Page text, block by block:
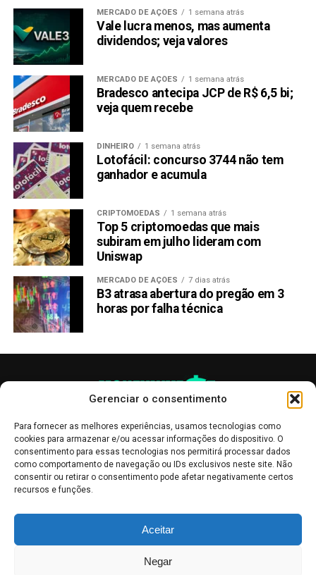
Gerenciar o consentimento
Para fornecer as melhores experiências, usamos tecnologias como
cookies para armazenar e/ou acessar informações do dispositivo. O
consentimento para essas tecnologias nos permitirá processar dados
como comportamento de navegação ou IDs exclusivos neste site. Não
consentir ou retirar o consentimento pode afetar negativamente certos
recursos e funções.
Aceitar
Negar
MERCADO DE AÇÕES 1 semana atrás
Vale lucra menos, mas aumenta
dividendos; veja valores
MERCADO DE AÇÕES 1 semana atrás
Bradesco antecipa JCP de R$ 6,5 bi;
veja quem recebe
DINHEIRO 1 semana atrás
Lotofácil: concurso 3744 não tem
ganhador e acumula
CRIPTOMOEDAS 1 semana atrás
Top 5 criptomoedas que mais
subiram em julho lideram com
Uniswap
MERCADO DE AÇÕES 7 dias atrás
B3 atrasa abertura do pregão em 3
horas por falha técnica
informativo, servindo como boletins de divulgação, e não devem ser
interpretadas como recomendações de investimento.Leia mais
Bolsa de Valores